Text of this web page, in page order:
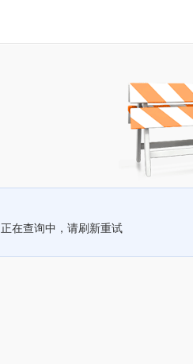
正在查询中，请刷新重试